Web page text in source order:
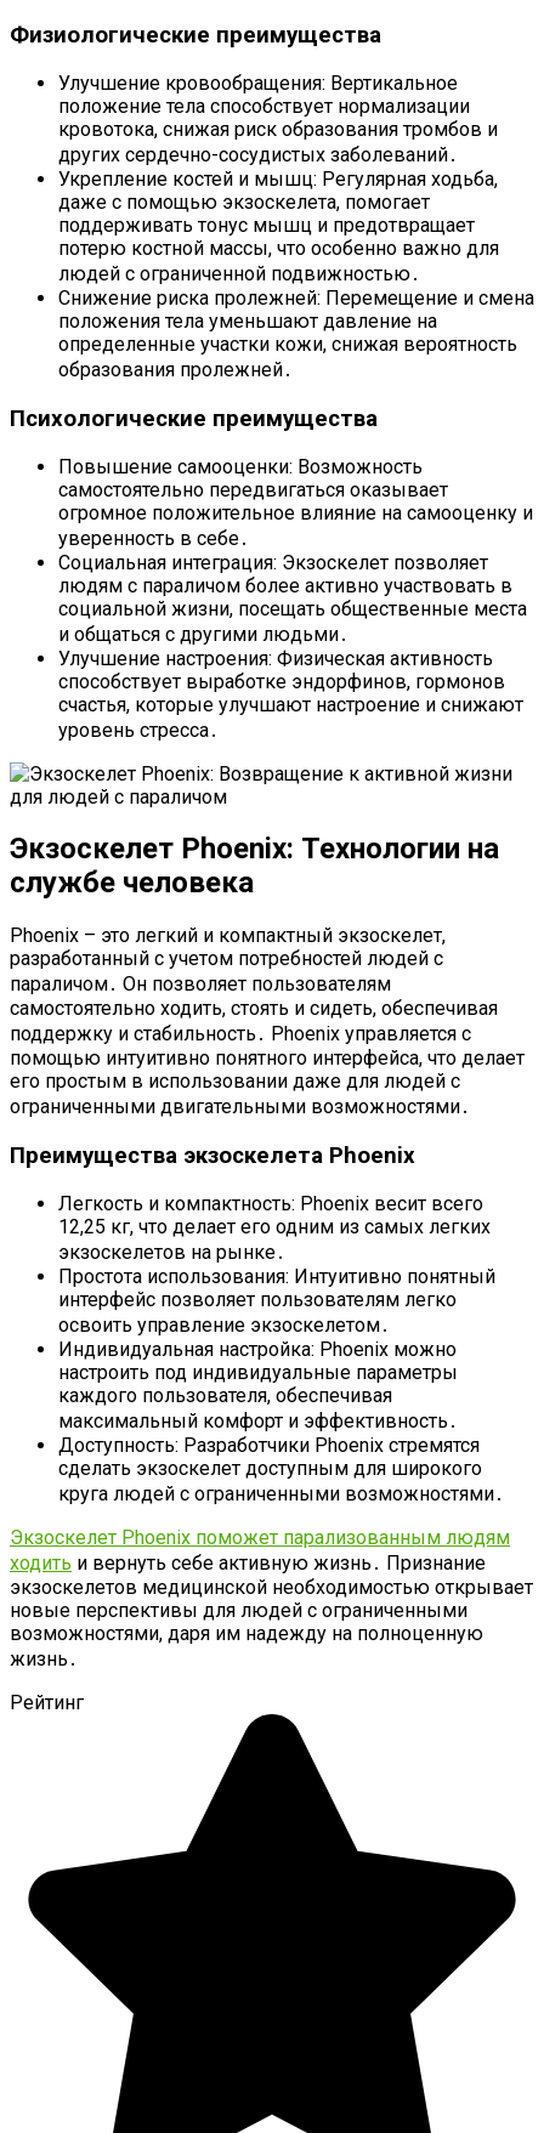
Физиологические преимущества
Улучшение кровообращения: Вертикальное
положение тела способствует нормализации
кровотока, снижая риск образования тромбов и
других сердечно-сосудистых заболеваний․
Укрепление костей и мышц: Регулярная ходьба,
даже с помощью экзоскелета, помогает
поддерживать тонус мышц и предотвращает
потерю костной массы, что особенно важно для
людей с ограниченной подвижностью․
Снижение риска пролежней: Перемещение и смена
положения тела уменьшают давление на
определенные участки кожи, снижая вероятность
образования пролежней․
Психологические преимущества
Повышение самооценки: Возможность
самостоятельно передвигаться оказывает
огромное положительное влияние на самооценку и
уверенность в себе․
Социальная интеграция: Экзоскелет позволяет
людям с параличом более активно участвовать в
социальной жизни, посещать общественные места
и общаться с другими людьми․
Улучшение настроения: Физическая активность
способствует выработке эндорфинов, гормонов
счастья, которые улучшают настроение и снижают
уровень стресса․
Экзоскелет Phoenix: Технологии на
службе человека
Phoenix – это легкий и компактный экзоскелет,
разработанный с учетом потребностей людей с
параличом․ Он позволяет пользователям
самостоятельно ходить, стоять и сидеть, обеспечивая
поддержку и стабильность․ Phoenix управляется с
помощью интуитивно понятного интерфейса, что делает
его простым в использовании даже для людей с
ограниченными двигательными возможностями․
Преимущества экзоскелета Phoenix
Легкость и компактность: Phoenix весит всего
12,25 кг, что делает его одним из самых легких
экзоскелетов на рынке․
Простота использования: Интуитивно понятный
интерфейс позволяет пользователям легко
освоить управление экзоскелетом․
Индивидуальная настройка: Phoenix можно
настроить под индивидуальные параметры
каждого пользователя, обеспечивая
максимальный комфорт и эффективность․
Доступность: Разработчики Phoenix стремятся
сделать экзоскелет доступным для широкого
круга людей с ограниченными возможностями․
Экзоскелет Phoenix поможет парализованным людям
ходить и вернуть себе активную жизнь․ Признание
экзоскелетов медицинской необходимостью открывает
новые перспективы для людей с ограниченными
возможностями, даря им надежду на полноценную
жизнь․
Рейтинг